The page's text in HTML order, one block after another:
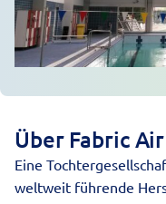
Über Fabric Air
Eine
weltweit führende